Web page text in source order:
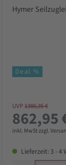
Hymer
Deal %
UVP1386,35 €
862,95
inkl. MwSt zzgl.
Lieferzeit: 3 - 4